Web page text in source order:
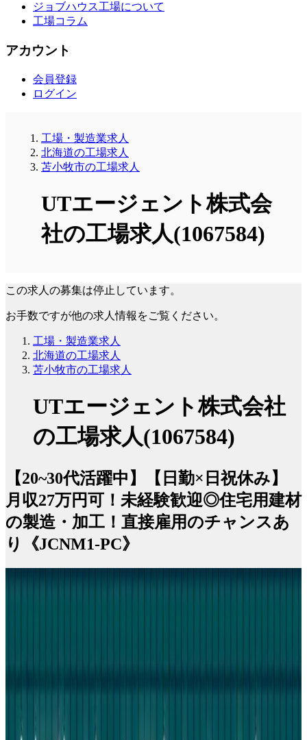
ジョブハウス工場について
工場コラム
アカウント
会員登録
ログイン
工場・製造業求人
北海道の工場求人
苫小牧市の工場求人
UTエージェント株式会
社の工場求人(1067584)
この求人の募集は停止しています。
お手数ですが他の求人情報をご覧ください。
工場・製造業求人
北海道の工場求人
苫小牧市の工場求人
UTエージェント株式会社
の工場求人(1067584)
【20~30代活躍中】【日勤×日祝休み】
月収27万円可！未経験歓迎◎住宅用建材
の製造・加工！直接雇用のチャンスあ
り《JCNM1-PC》